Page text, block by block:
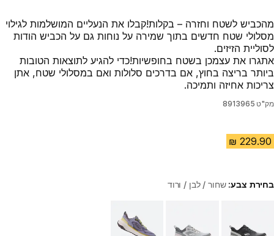
מהכביש לשטח וחזרה – בקלות!קבלו את הנעליים המושלמות לגילוי
מסלולי שטח חדשים בתוך שמירה על נוחות גם על הכביש הודות
לסוליית הזיזים.
אתגרו את עצמכן בשטח בחופשיות!כדי להגיע לתוצאות הטובות
ביותר בריצה בחוץ, אם בדרכים סלולות ואם במסלולי שטח, אתן
צריכות אחיזה ותמיכה.
מק"ט 8913965
בחירת צבע:שחור / לבן / ורוד